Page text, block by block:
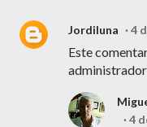
Jordiluna 4
Este
4